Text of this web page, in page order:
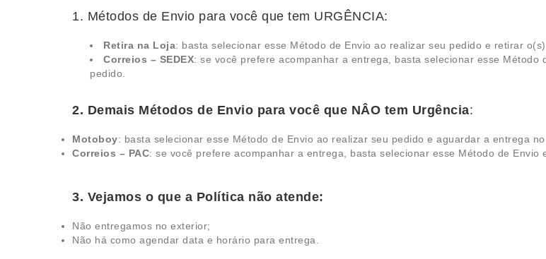
1. Métodos de Envio para você que tem URGÊNCIA:
Retira na Loja: basta selecionar esse Método de Envio ao realizar seu pedido e retirar
Correios – SEDEX: se você prefere acompanhar a entrega, basta selecionar esse
pedido.
2. Demais Métodos de Envio para você que NÂO tem Urgência:
Motoboy: basta selecionar esse Método de Envio ao realizar seu pedido e aguardar a entrega
Correios – PAC: se você prefere acompanhar a entrega, basta selecionar esse Método de
3. Vejamos o que a Política não atende:
Não entregamos no exterior;
Não há como agendar data e horário para entrega.